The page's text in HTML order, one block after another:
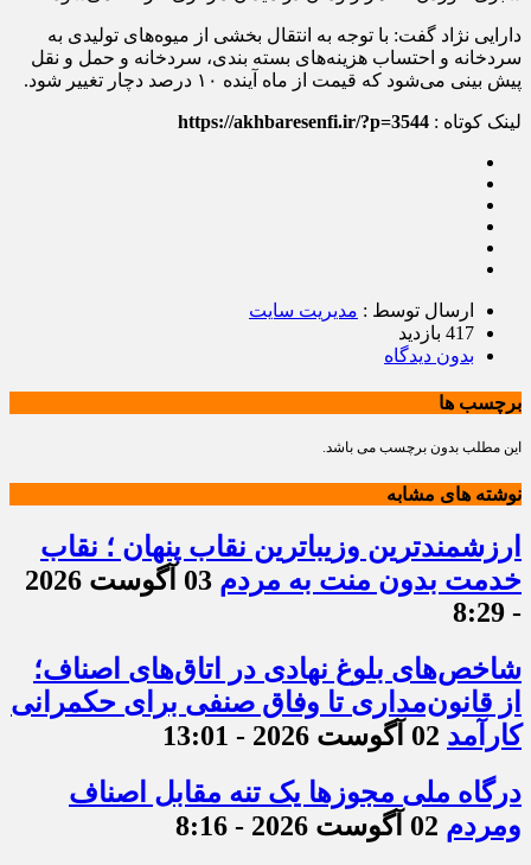
دارایی نژاد گفت: با توجه به انتقال بخشی از میوه‌های تولیدی به
سردخانه و احتساب هزینه‌های بسته بندی، سردخانه و حمل و نقل
پیش بینی می‌شود که قیمت از ماه آینده ۱۰ درصد دچار تغییر شود.
لینک کوتاه : https://akhbaresenfi.ir/?p=3544
ارسال توسط : مدیریت سایت
417 بازدید
بدون دیدگاه
برچسب ها
این مطلب بدون برچسب می باشد.
نوشته های مشابه
ارزشمندترین وزیباترین نقاب پنهان ؛ نقاب
خدمت بدون منت به مردم
03 آگوست 2026
- 8:29
شاخص‌های بلوغ نهادی در اتاق‌های اصناف؛
از قانون‌مداری تا وفاق صنفی برای حکمرانی
کارآمد 02 آگوست 2026 - 13:01
درگاه ملی مجوزها یک تنه مقابل اصناف
ومردم 02 آگوست 2026 - 8:16